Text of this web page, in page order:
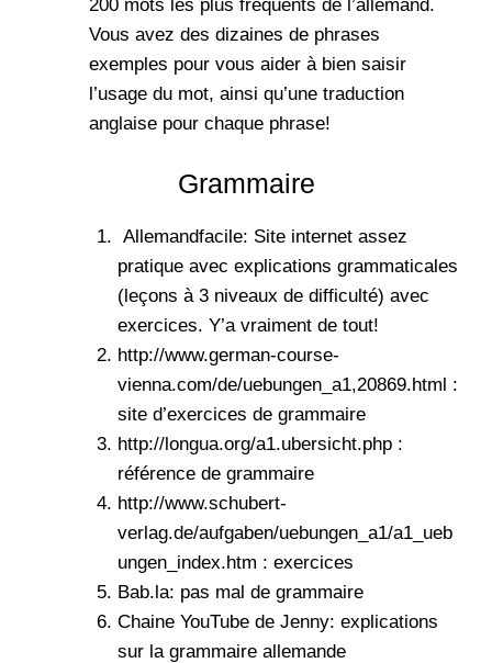
200 mots les plus fréquents de l’allemand.
Vous avez des dizaines de phrases
exemples pour vous aider à bien saisir
l’usage du mot, ainsi qu’une traduction
anglaise pour chaque phrase!
Grammaire
Allemandfacile: Site internet assez
pratique avec explications grammaticales
(leçons à 3 niveaux de difficulté) avec
exercices. Y’a vraiment de tout!
http://www.german-course-
vienna.com/de/uebungen_a1,20869.html :
site d’exercices de grammaire
http://longua.org/a1.ubersicht.php :
référence de grammaire
http://www.schubert-
verlag.de/aufgaben/uebungen_a1/a1_ueb
ungen_index.htm : exercices
Bab.la: pas mal de grammaire
Chaine YouTube de Jenny: explications
sur la grammaire allemande